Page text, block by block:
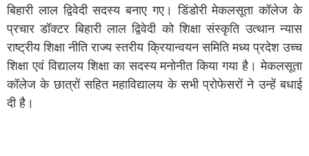
बिहारी लाल द्विवेदी सदस्य बनाए गए। डिंडोरी मेकलसूता कॉलेज के
प्रचार डॉक्टर बिहारी लाल द्विवेदी को शिक्षा संस्कृति उत्थान न्यास
राष्ट्रीय शिक्षा नीति राज्य स्तरीय क्रियान्वयन समिति मध्य प्रदेश उच्च
शिक्षा एवं विद्यालय शिक्षा का सदस्य मनोनीत किया गया है। मेकलसूता
कॉलेज के छात्रों सहित महाविद्यालय के सभी प्रोफेसरों ने उन्हें बधाई
दी है।